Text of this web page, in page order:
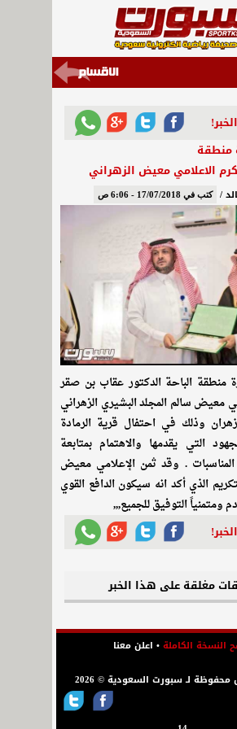
منطقة
الاعلامي معيض الزهراني
/ كتب في 17/07/2018 - 6:06 ص
منطقة الباحة الدكتور عقاب بن صقر
معيض سالم المجلد البشيري الزهراني
وذلك في احتفال قرية الرمادة
التي يقدمها والاهتمام بمتابعة
. وقد ثمن الإعلامي معيض
الذي أكد انه سيكون الدافع القوي
ومتمنياً التوفيق للجميع,,,
مغلقة على هذا الخبر
النسخة الكاملة• اعلن معنا
لـ سبورت السعودية © 2026